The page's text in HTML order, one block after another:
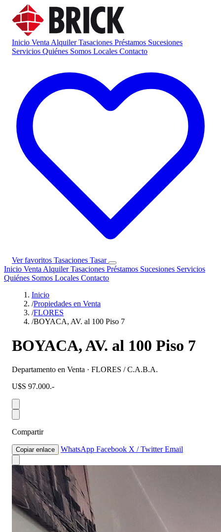
Inicio Venta AlquilerTasaciones Préstamos Sucesiones
Servicios Quiénes Somos Locales Contacto
Ver favoritos Tasaciones Tasar
Inicio Venta AlquilerTasaciones Préstamos Sucesiones Servicios
Quiénes Somos Locales Contacto
Inicio
/Propiedades en Venta
/FLORES
/BOYACA, AV. al 100 Piso 7
BOYACA, AV. al 100 Piso 7
Departamento en Venta · FLORES / C.A.B.A.
U$S 97.000.-
Compartir
Copiar enlace WhatsApp Facebook X / TwitterEmail